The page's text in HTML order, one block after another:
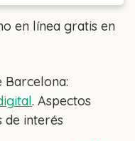
en línea gratis en
Barcelona:
. Aspectos
de interés